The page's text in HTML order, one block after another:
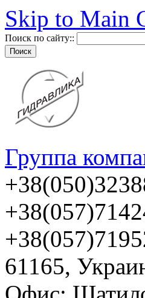
Skip to Main
Поиск по сайту::
Группа
61165,